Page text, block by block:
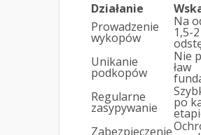
Działanie
Prowadzenie
wykopów
Na
1,5-
Unikanie
podkopów
Nie
ław
Regularne
zasypywanie po
Zabezpieczenie